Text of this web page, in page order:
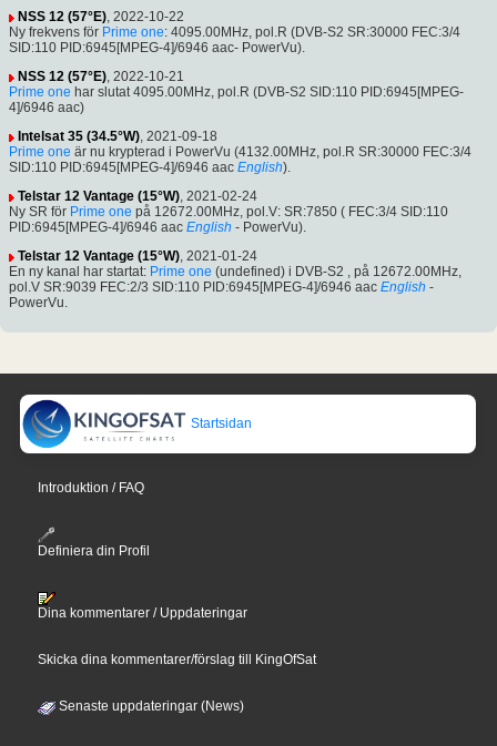
NSS 12 (57°E), 2022-10-22
Ny frekvens för Prime one: 4095.00MHz, pol.R (DVB-S2 SR:30000 FEC:3/4
SID:110 PID:6945[MPEG-4]/6946 aac- PowerVu).
NSS 12 (57°E), 2022-10-21
Prime one har slutat 4095.00MHz, pol.R (DVB-S2 SID:110 PID:6945[MPEG-
4]/6946 aac)
Intelsat 35 (34.5°W), 2021-09-18
Prime one är nu krypterad i PowerVu (4132.00MHz, pol.R SR:30000 FEC:3/4
SID:110 PID:6945[MPEG-4]/6946 aac English).
Telstar 12 Vantage (15°W), 2021-02-24
Ny SR för Prime one på 12672.00MHz, pol.V: SR:7850 ( FEC:3/4 SID:110
PID:6945[MPEG-4]/6946 aac English - PowerVu).
Telstar 12 Vantage (15°W), 2021-01-24
En ny kanal har startat: Prime one (undefined) i DVB-S2 , på 12672.00MHz,
pol.V SR:9039 FEC:2/3 SID:110 PID:6945[MPEG-4]/6946 aac English -
PowerVu.
Startsidan
Introduktion / FAQ
Definiera din Profil
Dina kommentarer / Uppdateringar
Skicka dina kommentarer/förslag till KingOfSat
Senaste uppdateringar (News)